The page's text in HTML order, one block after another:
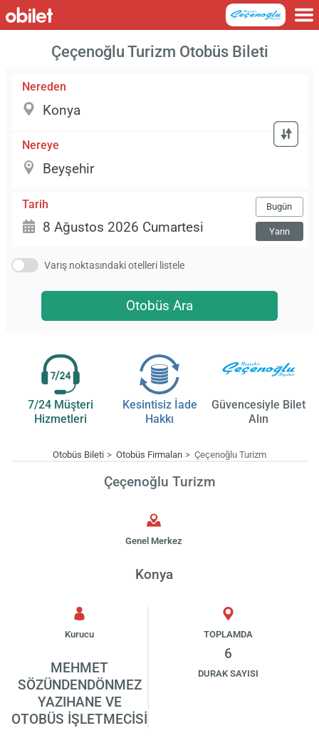
Çeçenoğlu Turizm Otobüs Bileti
Nereden
Nereye
Tarih Bugün
Yarın
Varış noktasındaki otelleri listele
Otobüs Ara
7/24 Müşteri
Hizmetleri
Kesintisiz İade
Hakkı
Güvencesiyle Bilet
Alın
Otobüs Bileti Otobüs Firmaları Çeçenoğlu Turizm
Çeçenoğlu Turizm
Genel Merkez
Konya
Kurucu
MEHMET
SÖZÜNDENDÖNMEZ
YAZIHANE VE
OTOBÜS İŞLETMECİSİ
TOPLAMDA
6
DURAK SAYISI